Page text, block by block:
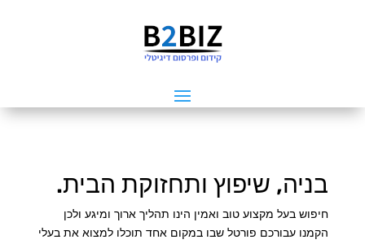
בניה, שיפוץ ותחזוקת הבית.
חיפוש בעל מקצוע טוב ואמין הינו תהליך ארוך ומיגע ולכן
הקמנו עבורכם פורטל שבו במקום אחד תוכלו למצוא את בעלי